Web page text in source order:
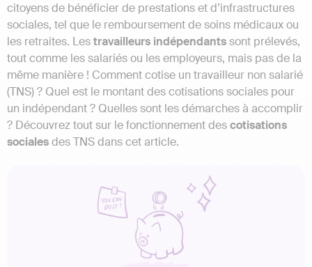
citoyens de bénéficier de prestations et d’infrastructures
sociales, tel que le remboursement de soins médicaux ou
les retraites. Lestravailleurs indépendantssont prélevés,
tout comme les salariés ou les employeurs, mais pas de la
même manière ! Comment cotise un travailleur non salarié
(TNS) ? Quel est le montant des cotisations sociales pour
un indépendant ? Quelles sont les démarches à accomplir
? Découvrez tout sur le fonctionnement descotisations
socialesdes TNS dans cet article.